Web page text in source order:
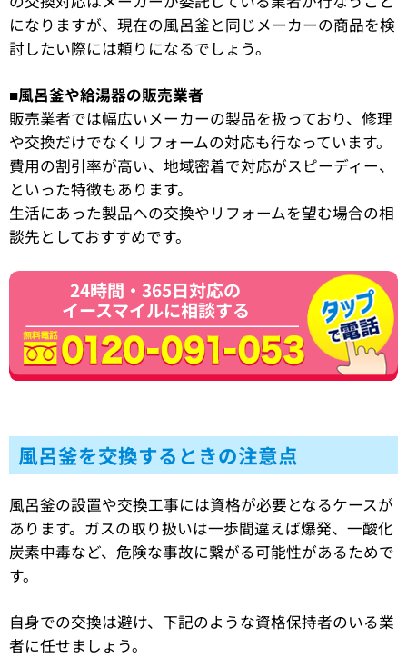
になりますが、現在の風呂釜と同じメーカーの商品を検
討したい際には頼りになるでしょう。
■風呂釜や給湯器の販売業者
販売業者では幅広いメーカーの製品を扱っており、修理
や交換だけでなくリフォームの対応も行なっています。
費用の割引率が高い、地域密着で対応がスピーディー、
といった特徴もあります。
生活にあった製品への交換やリフォームを望む場合の相
談先としておすすめです。
24時間・365日対応の
イースマイルに相談する
風呂釜を交換するときの注意点
風呂釜の設置や交換工事には資格が必要となるケースが
あります。ガスの取り扱いは一歩間違えば爆発、一酸化
炭素中毒など、危険な事故に繋がる可能性があるためで
す。
自身での交換は避け、下記のような資格保持者のいる業
者に任せましょう。